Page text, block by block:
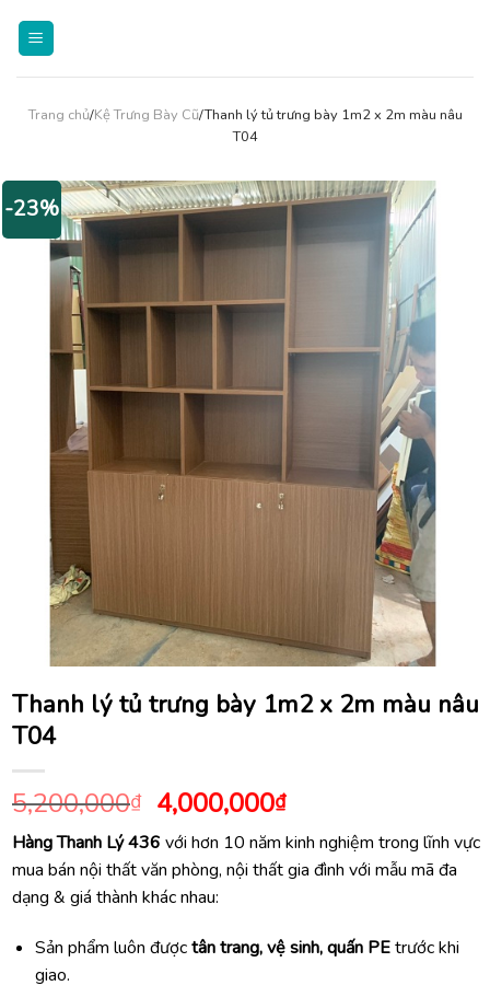
Trang chủ/Kệ Trưng Bày Cũ/Thanh lý tủ trưng bày 1m2 x 2m màu nâu
T04
-23%
Thanh lý tủ trưng bày 1m2 x 2m màu nâu
T04
5,200,000₫ Giá
gốc
là:
5,200,000₫.
4,000,000₫Giá
hiện
tại
là:
Hàng Thanh Lý 436 với hơn 10 năm kinh nghiệm trong lĩnh vực
mua bán nội thất văn phòng, nội thất gia đình với mẫu mã đa
dạng & giá thành khác nhau:
Sản phẩm luôn đượctân trang, vệ sinh, quấn PEtrước khi
giao.